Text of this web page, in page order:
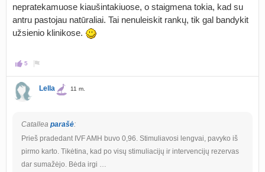
nepratekamuose kiaušintakiuose, o staigmena tokia, kad su
antru pastojau natūraliai. Tai nenuleiskit rankų, tik gal bandykit
užsienio klinikose.
5
Lella 11 m.
Catallea parašė:
Prieš pradedant IVF AMH buvo 0,96. Stimuliavosi lengvai, pavyko iš
pirmo karto. Tikėtina, kad po visų stimuliacijų ir intervencijų rezervas
dar sumažėjo. Bėda irgi …